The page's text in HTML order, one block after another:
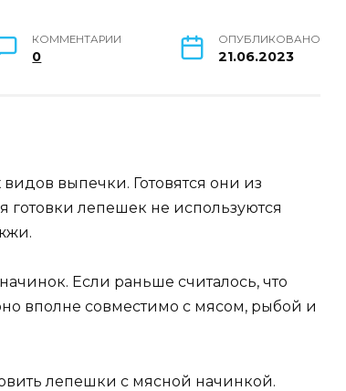
КОММЕНТАРИИ
0
ОПУБЛИКОВАНО
21.06.2023
выпечки. Готовятся они из
готовки лепешек не используются
Если раньше считалось, что
вполне совместимо с мясом, рыбой и
лепешки с мясной начинкой.